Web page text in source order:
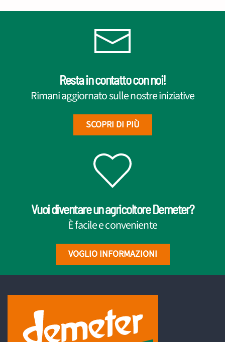
Resta in contatto con noi!
Rimani aggiornato sulle nostre iniziative
SCOPRI DI PIÙ
Vuoi diventare un agricoltore Demeter?
È facile e conveniente
VOGLIO INFORMAZIONI